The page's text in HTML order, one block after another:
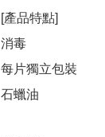
[產品特點]
消毒
每片獨立包裝
石蠟油